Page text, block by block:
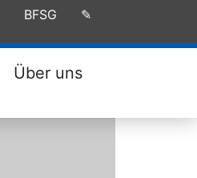
Über uns
BFSG ✎